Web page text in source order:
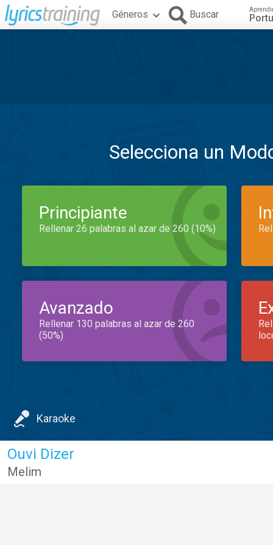
Géneros Buscar
Selecciona un
Principiante
Rellenar 26 palabras al azar de 260 (10%)
Avanzado
Rellenar 130 palabras al azar de 260
(50%)
Karaoke
Ouvi Dizer
Melim